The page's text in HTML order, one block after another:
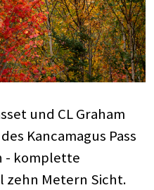
und CL Graham
Kancamagus Pass
- komplette
zehn Metern Sicht.